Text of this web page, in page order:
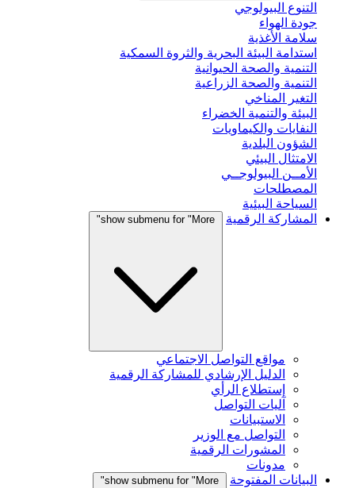
التنوع البيولوجي
جودة الهواء
سلامة الأغذية
استدامة البيئة البحرية والثروة السمكية
التنمية والصحة الحيوانية
التنمية والصحة الزراعية
التغير المناخي
البيئة والتنمية الخضراء
النفايات والكيماويات
الشؤون البلدية
الامتثال البيئي
الأمــن البيولوجــي
المصطلحات
السياحة البيئية
المشاركة الرقمية
show submenu for "More"
مواقع التواصل الاجتماعي
الدليل الإرشادي للمشاركة الرقمية
إستطلاع الرأي
آليات التواصل
الاستبيانات
التواصل مع الوزير
المشورات الرقمية
مدونات
البيانات المفتوحة
show submenu for "More"